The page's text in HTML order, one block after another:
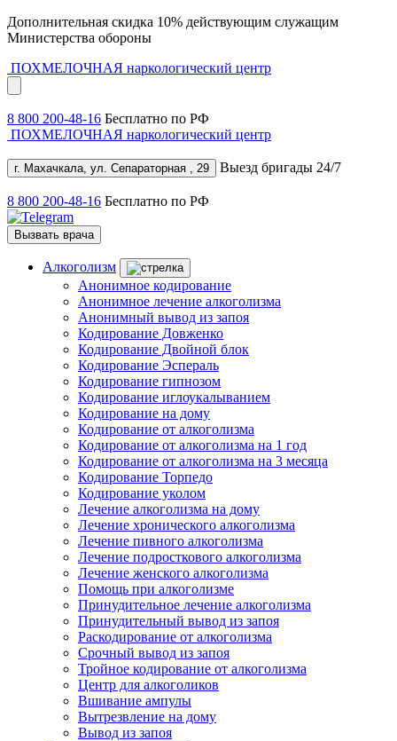
Дополнительная скидка 10% действующим служащим
Министерства обороны
ПОХМЕЛОЧНАЯ наркологический центр
8 800 200-48-16 Бесплатно по РФ
ПОХМЕЛОЧНАЯ наркологический центр
г. Махачкала, ул. Сепараторная , 29 Выезд бригады 24/7
8 800 200-48-16 Бесплатно по РФ
Вызвать врача
Алкоголизм
Анонимное кодирование
Анонимное лечение алкоголизма
Анонимный вывод из запоя
Кодирование Довженко
Кодирование Двойной блок
Кодирование Эспераль
Кодирование гипнозом
Кодирование иглоукалыванием
Кодирование на дому
Кодирование от алкоголизма
Кодирование от алкоголизма на 1 год
Кодирование от алкоголизма на 3 месяца
Кодирование Торпедо
Кодирование уколом
Лечение алкоголизма на дому
Лечение хронического алкоголизма
Лечение пивного алкоголизма
Лечение подросткового алкоголизма
Лечение женского алкоголизма
Помощь при алкоголизме
Принудительное лечение алкоголизма
Принудительный вывод из запоя
Раскодирование от алкоголизма
Срочный вывод из запоя
Тройное кодирование от алкоголизма
Центр для алкоголиков
Вшивание ампулы
Вытрезвление на дому
Вывод из запоя